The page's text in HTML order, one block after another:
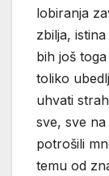
lobiranja
zbilja,
bih još
toliko
uhvati
sve, sve
potrošili
temu od